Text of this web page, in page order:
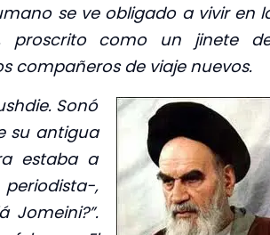
se ve obligado a vivir en
proscrito como un jinete
compañeros de viaje nuevos.
Sonó
su antigua
estaba a
,